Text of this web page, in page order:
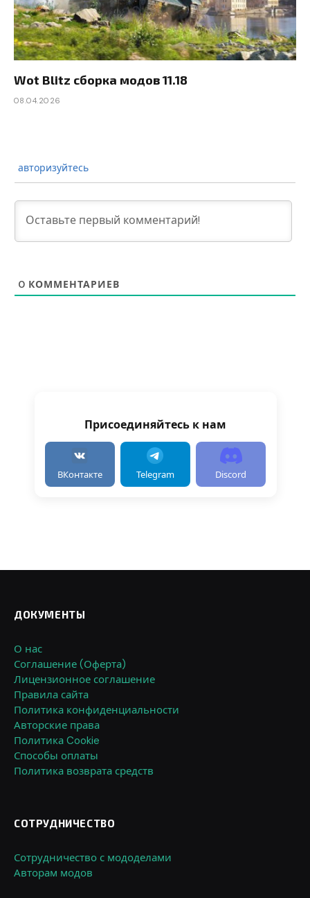
Wot Blitz сборка модов 11.18
08.04.2026
авторизуйтесь
0 КОММЕНТАРИЕВ
Присоединяйтесь к нам
ВКонтакте Telegram Discord
ДОКУМЕНТЫ
О нас
Соглашение (Оферта)
Лицензионное соглашение
Правила сайта
Политика конфиденциальности
Авторские права
Политика Cookie
Способы оплаты
Политика возврата средств
СОТРУДНИЧЕСТВО
Сотрудничество с мододелами
Авторам модов